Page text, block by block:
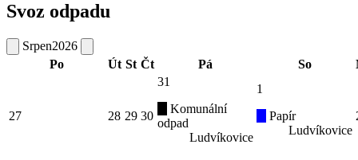
Svoz odpadu
Srpen2026
Po
Út St Čt Pá So
27 28 29 30
31
Komunální
odpad
Ludvíkovice
1
Papír
Ludvíkovice